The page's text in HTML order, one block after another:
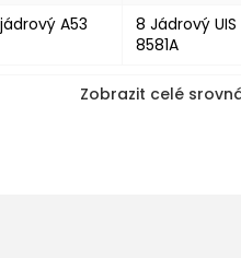
A53
8 Jádrový UIS
8581A
Zobrazit celé